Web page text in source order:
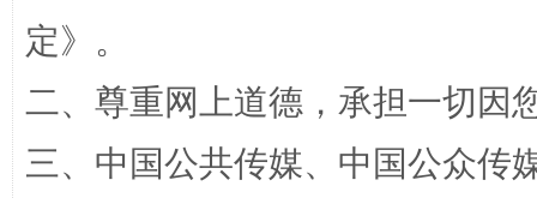
定》。
二、尊重网上道德，承担一切因
三、中国公共传媒、中国公众传